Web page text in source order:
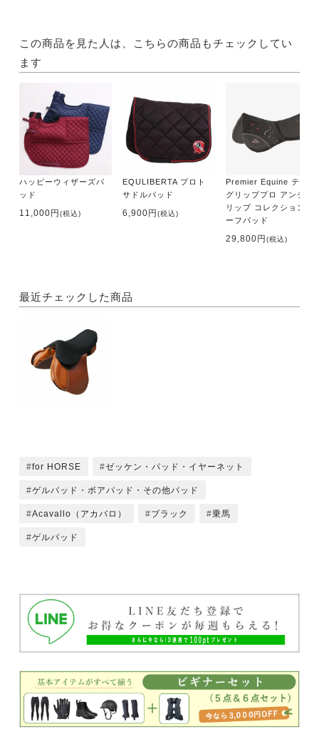
この商品を見た人は、こちらの商品もチェックしてい
ます
ハッピーウィザーズパ
ッド
11,000円(税込)
EQULIBERTA プロト
サドルパッド
6,900円(税込)
Premier Equine テック
グリッププロ アンチス
リップ コレクション ハ
ーフパッド
29,800円(税込)
最近チェックした商品
for HORSE ゼッケン・パッド・イヤーネット
ゲルパッド・ボアパッド・その他パッド
Acavallo（アカバロ） ブラック 乗馬
ゲルパッド